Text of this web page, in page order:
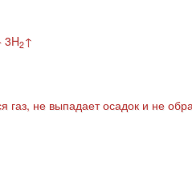
3H2↑
газ, не выпадает осадок и не